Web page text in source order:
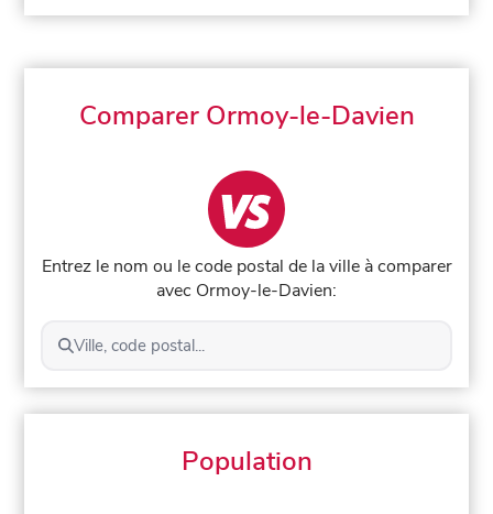
Comparer Ormoy-le-Davien
Entrez le nom ou le code postal de la ville à comparer
avec Ormoy-le-Davien:
Ville, code postal...
Population